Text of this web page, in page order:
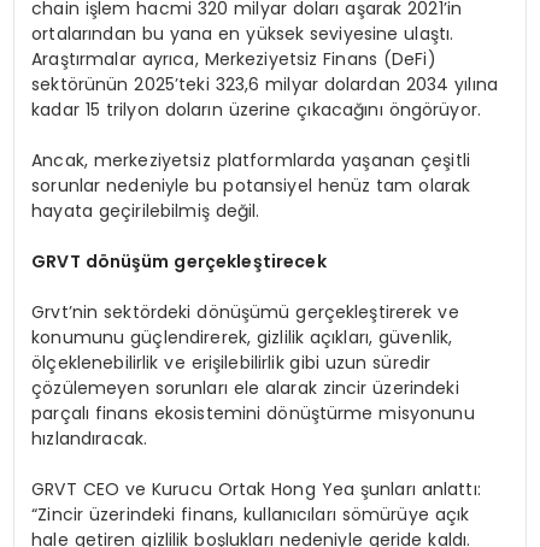
chain işlem hacmi 320 milyar doları aşarak 2021’in
ortalarından bu yana en yüksek seviyesine ulaştı.
Araştırmalar ayrıca, Merkeziyetsiz Finans (DeFi)
sektörünün 2025’teki 323,6 milyar dolardan 2034 yılına
kadar 15 trilyon doların üzerine çıkacağını öngörüyor.
Ancak, merkeziyetsiz platformlarda yaşanan çeşitli
sorunlar nedeniyle bu potansiyel henüz tam olarak
hayata geçirilebilmiş değil.
GRVT dönüşüm gerçekleştirecek
Grvt’nin sektördeki dönüşümü gerçekleştirerek ve
konumunu güçlendirerek, gizlilik açıkları, güvenlik,
ölçeklenebilirlik ve erişilebilirlik gibi uzun süredir
çözülemeyen sorunları ele alarak zincir üzerindeki
parçalı finans ekosistemini dönüştürme misyonunu
hızlandıracak.
GRVT CEO ve Kurucu Ortak Hong Yea şunları anlattı:
“Zincir üzerindeki finans, kullanıcıları sömürüye açık
hale getiren gizlilik boşlukları nedeniyle geride kaldı.